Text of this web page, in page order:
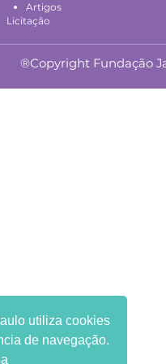
Artigos
Licitação
®Copyright Fundação
utiliza cookies
de navegação.